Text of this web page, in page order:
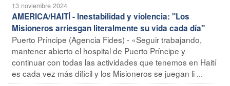
13 noviembre 2024
AMERICA/HAITÍ - Inestabilidad y violencia: "Los
Misioneros arriesgan literalmente su vida cada día"
Puerto Príncipe (Agencia Fides) - «Seguir trabajando,
mantener abierto el hospital de Puerto Príncipe y
continuar con todas las actividades que tenemos en Haití
es cada vez más difícil y los Misioneros se juegan li ...